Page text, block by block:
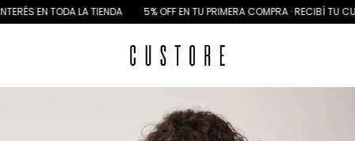
TODA LA TIENDA 5% OFF EN TU PRIMERA COMPRA · RECIBÍ TU CUPÓN